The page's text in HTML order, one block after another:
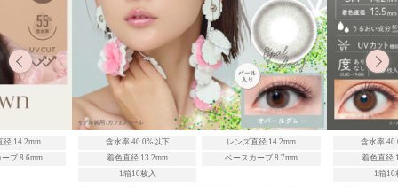
径 14.2mm
ブ 8.6mm
含水率 40.0%以下
レンズ直径 14.2mm
着色直径 13.2mm
ベースカーブ 8.7mm
1箱10枚入
含水率
着色直径
1箱10